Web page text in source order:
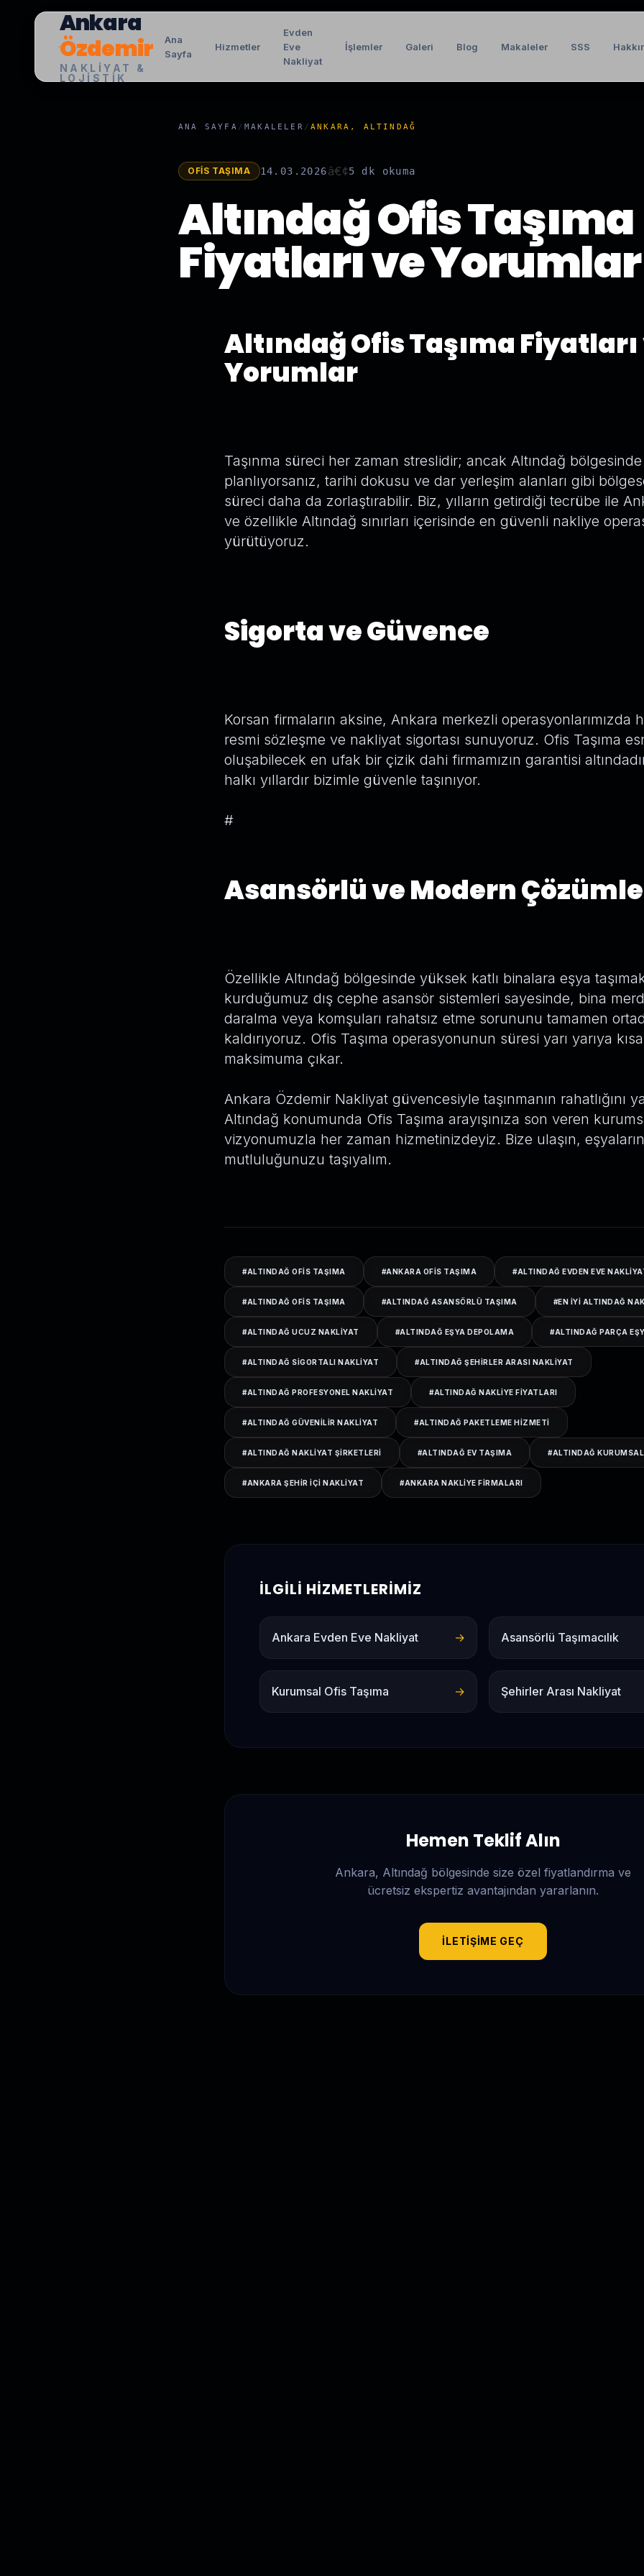
Ankara
Özdemir
NAKLIYAT &
LOJISTIK
Ana
Sayfa
Hizmetler
Evden
Eve
Nakliyat
İşlemler Galeri Blog Makaleler SSS
ANA SAYFA /MAKALELER /ANKARA, ALTINDAĞ
OFIS TAŞIMA 14.03.2026â€¢5 dk okuma
Altındağ Ofis Taşıma
Fiyatları ve Yorumlar
Altındağ Ofis Taşıma
Yorumlar
Taşınma süreci her zaman streslidir; ancak Altındağ bölgesinde
planlıyorsanız, tarihi dokusu ve dar yerleşim alanları gibi
süreci daha da zorlaştırabilir. Biz, yılların getirdiği tecrübe ile
ve özellikle Altındağ sınırları içerisinde en güvenli nakliye
yürütüyoruz.
Sigorta ve Güvence
Korsan firmaların aksine, Ankara merkezli operasyonlarımızda
resmi sözleşme ve nakliyat sigortası sunuyoruz. Ofis Taşıma
oluşabilecek en ufak bir çizik dahi firmamızın garantisi
halkı yıllardır bizimle güvenle taşınıyor.
#
Asansörlü ve Modern
Özellikle Altındağ bölgesinde yüksek katlı binalara eşya
kurduğumuz dış cephe asansör sistemleri sayesinde, bina
daralma veya komşuları rahatsız etme sorununu tamamen
kaldırıyoruz. Ofis Taşıma operasyonunun süresi yarı yarıya
maksimuma çıkar.
Ankara Özdemir Nakliyat güvencesiyle taşınmanın rahatlığını
Altındağ konumunda Ofis Taşıma arayışınıza son veren
vizyonumuzla her zaman hizmetinizdeyiz. Bize ulaşın,
mutluluğunuzu taşıyalım.
#ALTINDAĞ OFIS TAŞIMA #ANKARA OFIS TAŞIMA #ALTINDAĞ EVDEN EVE
#ALTINDAĞ OFIS TAŞIMA #ALTINDAĞ ASANSÖRLÜ TAŞIMA #EN IYI ALTINDAĞ
#ALTINDAĞ UCUZ NAKLIYAT #ALTINDAĞ EŞYA DEPOLAMA #ALTINDAĞ PARÇA
#ALTINDAĞ SIGORTALI NAKLIYAT #ALTINDAĞ ŞEHIRLER ARASI NAKLIYAT
#ALTINDAĞ PROFESYONEL NAKLIYAT #ALTINDAĞ NAKLIYE FIYATLARI
#ALTINDAĞ GÜVENILIR NAKLIYAT #ALTINDAĞ PAKETLEME HIZMETI
#ALTINDAĞ NAKLIYAT ŞIRKETLERI #ALTINDAĞ EV TAŞIMA #ALTINDAĞ
#ANKARA ŞEHIR IÇI NAKLIYAT #ANKARA NAKLIYE FIRMALARI
İLGILI HIZMETLERIMIZ
Ankara Evden Eve Nakliyat → Asansörlü Taşımacılık
Kurumsal Ofis Taşıma → Şehirler Arası Nakliyat
Hemen Teklif Alın
Ankara, Altındağ bölgesinde size özel fiyatlandırma ve
ücretsiz ekspertiz avantajından yararlanın.
İLETIŞIME GEÇ